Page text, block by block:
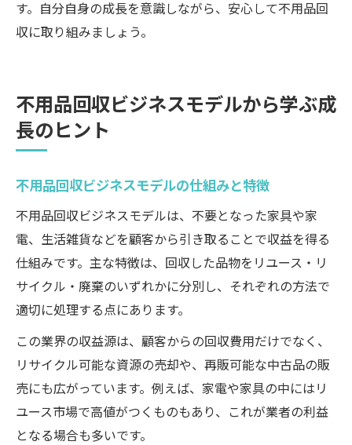
す。自分自身の成長を意識しながら、安心して不用品回
収に取り組みましょう。
不用品回収ビジネスモデルから学ぶ成
長のヒント
不用品回収ビジネスモデルの仕組みと特徴
不用品回収ビジネスモデルは、不要となった家具や家
電、生活雑貨などを顧客から引き取ることで収益を得る
仕組みです。主な特徴は、回収した品物をリユース・リ
サイクル・廃棄のいずれかに分別し、それぞれの方法で
適切に処理する点にあります。
この業界の収益源は、顧客からの回収費用だけでなく、
リサイクル可能な資源の売却や、再販可能な中古品の販
売にも広がっています。例えば、家電や家具の中にはリ
ユース市場で高値がつくものもあり、これが業者の利益
となる場合も多いです。